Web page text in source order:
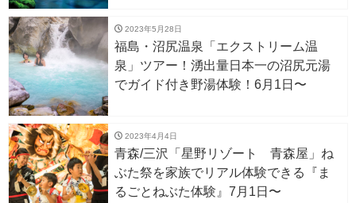
2023年5月28日
福島・沼尻温泉「エクストリーム温
泉」ツアー！湧出量日本一の沼尻元湯
でガイド付き野湯体験！6月1日〜
2023年4月4日
青森/三沢「星野リゾート 青森屋」ね
ぶた祭を家族でリアル体験できる『ま
るごとねぶた体験』7月1日〜